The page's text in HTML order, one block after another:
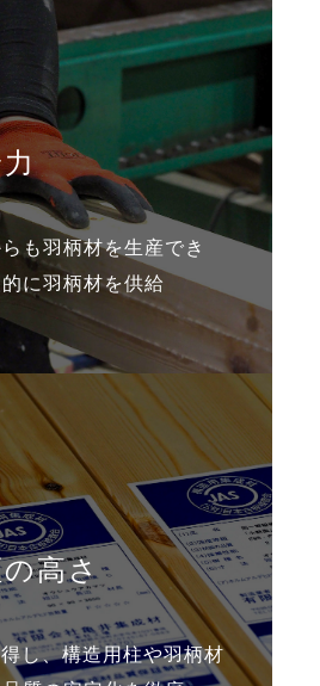
も羽柄材を生産でき
に羽柄材を供給
高さ
し、構造用柱や羽柄材